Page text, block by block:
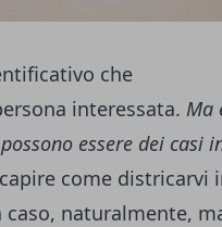
che
interessata. Ma
essere dei casi
come districarvi
naturalmente,